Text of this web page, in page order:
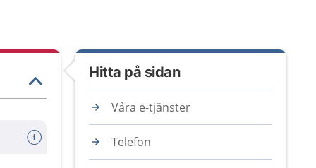
Hitta på sidan
Våra e-tjänster
Telefon